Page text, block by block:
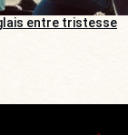
entre tristesse